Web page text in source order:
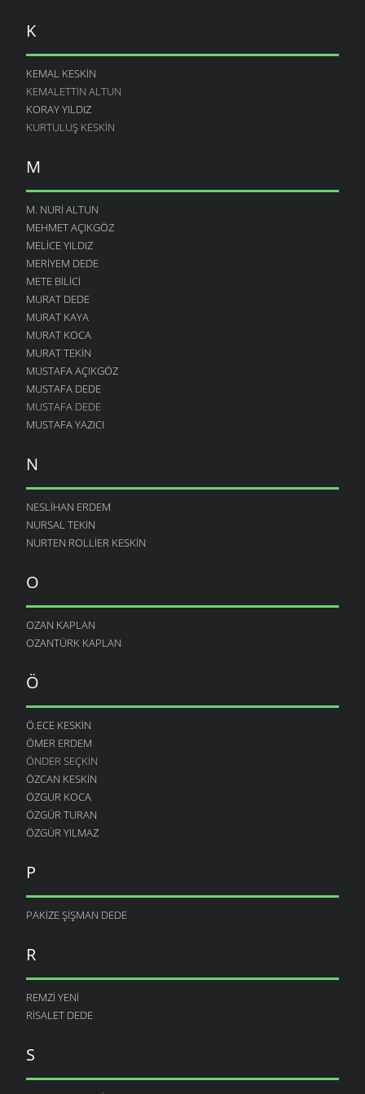
K
KEMAL KESKIN
KEMALETTIN ALTUN
KORAY YILDIZ
KURTULUŞ KESKIN
M
M. NURI ALTUN
MEHMET AÇIKGÖZ
MELICE YILDIZ
MERIYEM DEDE
METE BILICI
MURAT DEDE
MURAT KAYA
MURAT KOCA
MURAT TEKIN
MUSTAFA AÇIKGÖZ
MUSTAFA DEDE
MUSTAFA DEDE
MUSTAFA YAZICI
N
NESLIHAN ERDEM
NURSAL TEKIN
NURTEN ROLLIER KESKIN
O
OZAN KAPLAN
OZANTÜRK KAPLAN
Ö
Ö.ECE KESKIN
ÖMER ERDEM
ÖNDER SEÇKIN
ÖZCAN KESKIN
ÖZGUR KOCA
ÖZGÜR TURAN
ÖZGÜR YILMAZ
P
PAKIZE ŞIŞMAN DEDE
R
REMZI YENI
RISALET DEDE
S